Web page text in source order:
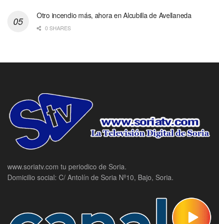
Otro incendio más, ahora en Alcubilla de Avellaneda
0 SHARES
www.soriatv.com tu periodico de Soria.
Domicilio social: C/ Antolín de Soria Nº10, Bajo, Soria.